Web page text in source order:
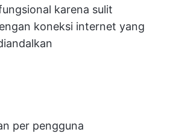
karena sulit
koneksi internet yang
per pengguna